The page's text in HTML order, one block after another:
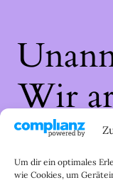
Um dir ein optimales
wie Cookies, um
Wir